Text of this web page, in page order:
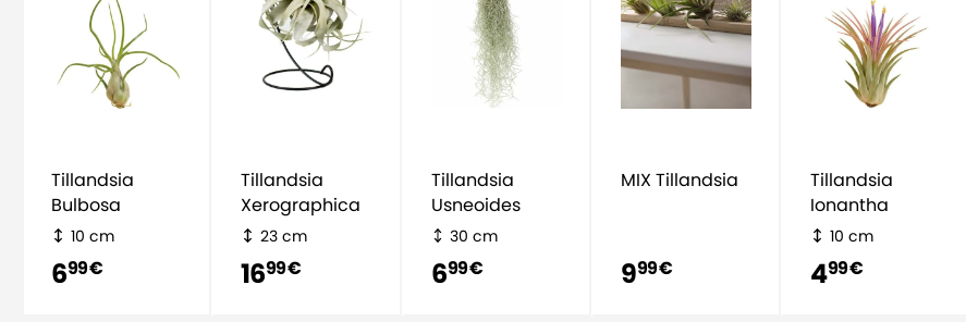
Tillandsia
Bulbosa
10 cm
699 €
Tillandsia
Xerographica
23 cm
1699 €
Tillandsia
Usneoides
30 cm
699 €
MIX Tillandsia
999 €
Tillandsia
Ionantha
10 cm
499 €